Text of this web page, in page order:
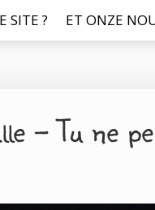
SITE ? ET ONZE
– Tu ne